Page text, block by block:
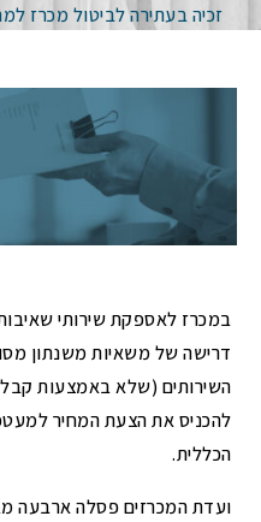
זכיה בעתירה לביטול מכרז
במכרז לאספקת שירותי
דרישה של משאיות משנתון
השירותים (שלא באמצעות
להכניס את הצעת המחיר
הכללית.
ועדת המכרזים פסלה ארבעה